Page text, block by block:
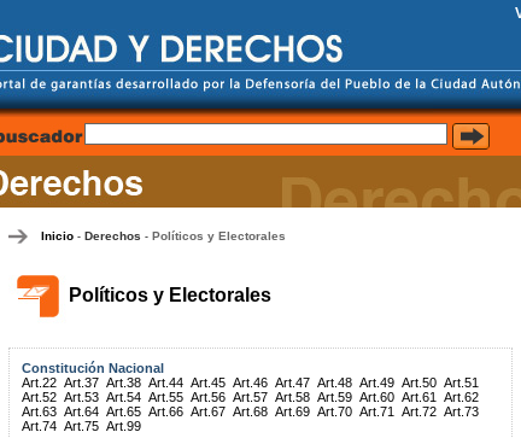
Inicio- Derechos - Políticos y Electorales
Políticos y Electorales
Constitución Nacional
Art.22 Art.37 Art.38 Art.44 Art.45 Art.46 Art.47 Art.48 Art.49 Art.50 Art.51
Art.52 Art.53 Art.54 Art.55 Art.56 Art.57 Art.58 Art.59 Art.60 Art.61
Art.62
Art.63 Art.64 Art.65 Art.66 Art.67 Art.68 Art.69 Art.70 Art.71 Art.72 Art.73
Art.74 Art.75 Art.99